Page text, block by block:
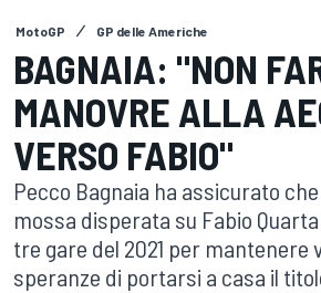
MotoGP GP delle Americhe
BAGNAIA: "NON
MANOVRE ALLA
VERSO FABIO"
Pecco Bagnaia ha assicurato
mossa disperata su Fabio
tre gare del 2021 per mantenere
speranze di portarsi a casa il